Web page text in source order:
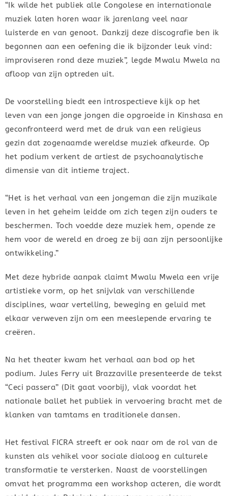
“Ik wilde het publiek alle Congolese en internationale
muziek laten horen waar ik jarenlang veel naar
luisterde en van genoot. Dankzij deze discografie ben ik
begonnen aan een oefening die ik bijzonder leuk vind:
improviseren rond deze muziek”, legde Mwalu Mwela na
afloop van zijn optreden uit.
De voorstelling biedt een introspectieve kijk op het
leven van een jonge jongen die opgroeide in Kinshasa en
geconfronteerd werd met de druk van een religieus
gezin dat zogenaamde wereldse muziek afkeurde. Op
het podium verkent de artiest de psychoanalytische
dimensie van dit intieme traject.
“Het is het verhaal van een jongeman die zijn muzikale
leven in het geheim leidde om zich tegen zijn ouders te
beschermen. Toch voedde deze muziek hem, opende ze
hem voor de wereld en droeg ze bij aan zijn persoonlijke
ontwikkeling.”
Met deze hybride aanpak claimt Mwalu Mwela een vrije
artistieke vorm, op het snijvlak van verschillende
disciplines, waar vertelling, beweging en geluid met
elkaar verweven zijn om een meeslepende ervaring te
creëren.
Na het theater kwam het verhaal aan bod op het
podium. Jules Ferry uit Brazzaville presenteerde de tekst
“Ceci passera” (Dit gaat voorbij), vlak voordat het
nationale ballet het publiek in vervoering bracht met de
klanken van tamtams en traditionele dansen.
Het festival FICRA streeft er ook naar om de rol van de
kunsten als vehikel voor sociale dialoog en culturele
transformatie te versterken. Naast de voorstellingen
omvat het programma een workshop acteren, die wordt